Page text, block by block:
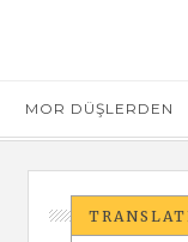
MOR DÜŞLERDEN